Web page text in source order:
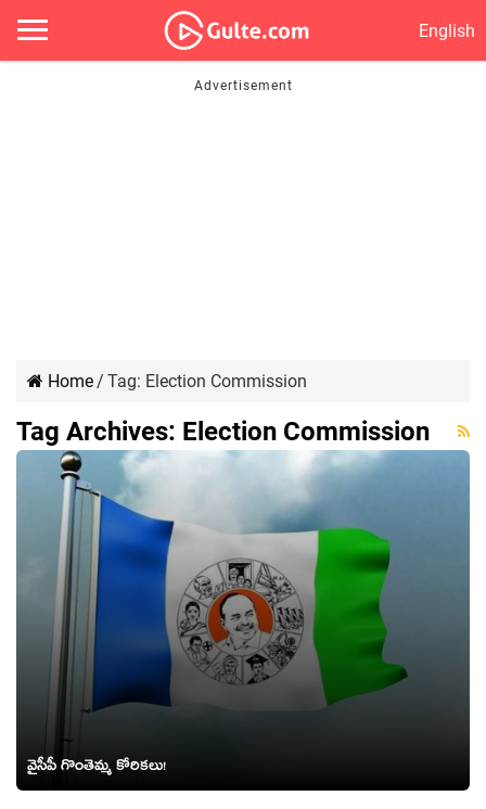
English
Home/ Tag: Election Commission
Tag Archives: Election Commission
వైసీపీ గొంతెమ్మ కోరిక‌లు!